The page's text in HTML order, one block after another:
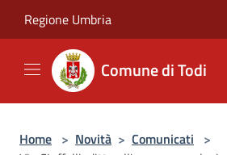
Regione Umbria
Comune di Todi
Home > Novità > Comunicati >